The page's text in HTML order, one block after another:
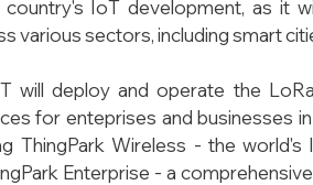
IoT development, as it
will deploy and operate the
for enteprises and businesses
ThingPark Wireless - the
Enterprise - a